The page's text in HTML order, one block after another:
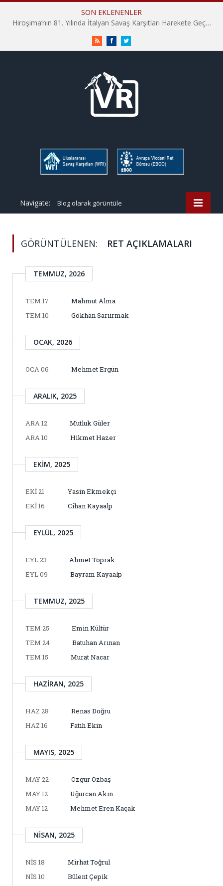
SON EKLENENLER
Hiroşima’nın 81. Yılında İtalyan Savaş Karşıtları Harekete Geçti: “Hatırlamak yeterli değil”
RSS FacebookTwitter
Navigate: Blog olarak görüntüle
GÖRÜNTÜLENEN: RET AÇIKLAMALARI
TEMMUZ, 2026
TEM 17
Mahmut Alma
TEM 10
Gökhan Sarıırmak
OCAK, 2026
OCA 06 Mehmet Ergün
ARALIK, 2025
ARA 12
Mutluk Güler
ARA 10
Hikmet Hazer
EKIM, 2025
EKI 21
Yasin Ekmekçi
EKI 16
Cihan Kayaalp
EYLÜL, 2025
EYL 23
Ahmet Toprak
EYL 09
Bayram Kayaalp
TEMMUZ, 2025
TEM 25
Emin Kültür
TEM 24
Batuhan Arınan
TEM 15
Murat Nacar
HAZIRAN, 2025
HAZ 28
Renas Doğru
HAZ 16
Fatih Ekin
MAYIS, 2025
MAY 22
Özgür Özbaş
MAY 12
Uğurcan Akın
MAY 12
Mehmet Eren Kaçak
NISAN, 2025
NIS 18
Mirhat Toğrul
NIS 10
Bülent Çepik